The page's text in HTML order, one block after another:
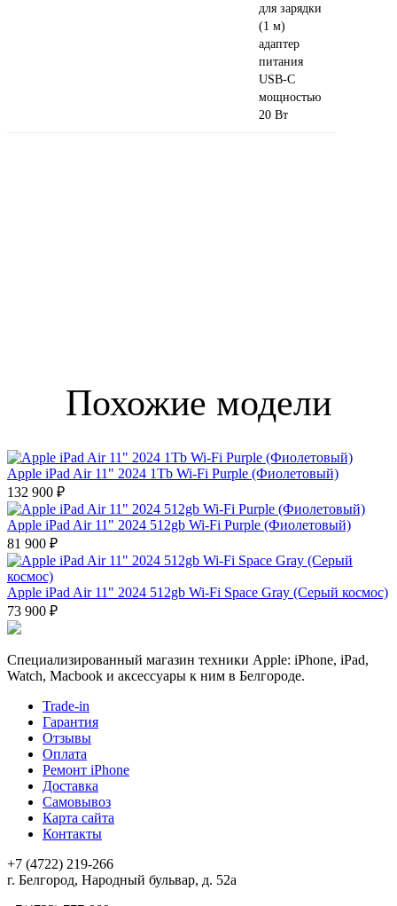
для зарядки
(1 м)
адаптер
питания
USB‑C
мощностью
20 Вт
Похожие модели
Apple iPad Air 11" 2024 1Tb Wi-Fi Purple (Фиолетовый)
132 900 ₽
Apple iPad Air 11" 2024 512gb Wi-Fi Purple (Фиолетовый)
81 900 ₽
Apple iPad Air 11" 2024 512gb Wi-Fi Space Gray (Серый космос)
73 900 ₽
Специализированный магазин техники Apple: iPhone, iPad,
Watch, Macbook и аксессуары к ним в Белгороде.
Trade-in
Гарантия
Отзывы
Оплата
Ремонт iPhone
Доставка
Самовывоз
Карта сайта
Контакты
+7 (4722) 219-266
г. Белгород, Народный бульвар, д. 52а